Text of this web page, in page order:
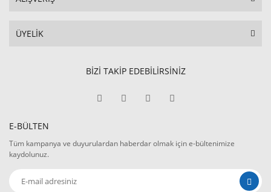
ÜYELİK
BİZİ TAKİP EDEBİLİRSİNİZ
E-BÜLTEN
Tüm kampanya ve duyurulardan haberdar olmak için e-bültenimize
kaydolunuz.